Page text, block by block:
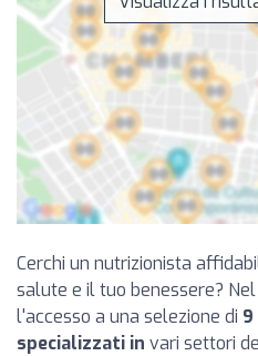
Cerchi un nutrizionista
salute e il tuo benessere?
l'accesso a una selezione di
specializzati in vari settori